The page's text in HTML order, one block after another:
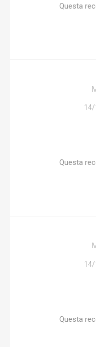
Questa
14/
Questa
14/
Questa